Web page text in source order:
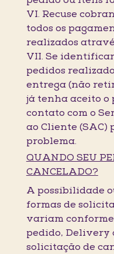
VI. Recuse
todos os
realizados
VII. Se
pedidos
entrega (não
já tenha aceito o
contato com o
ao Cliente
problema.
QUANDO SEU
CANCELADO?
A possibilidade
formas de
variam
pedido, Delivery
solicitação de